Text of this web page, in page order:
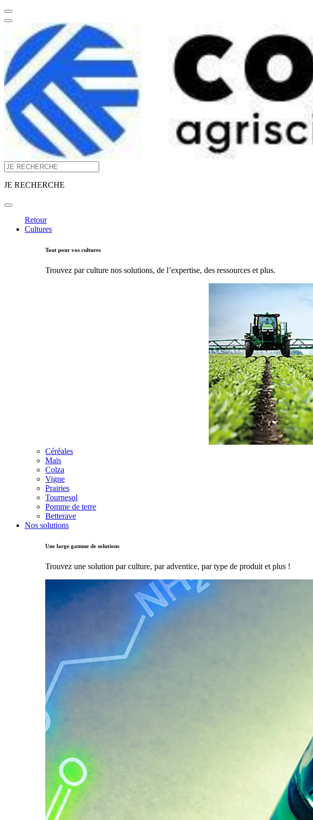
JE RECHERCHE
Retour
Cultures
Tout pour vos cultures
Trouvez par culture nos solutions, de l’expertise, des ressources et plus.
Céréales
Maïs
Colza
Vigne
Prairies
Tournesol
Pomme de terre
Betterave
Nos solutions
Une large gamme de solutions
Trouvez une solution par culture, par adventice, par type de produit et plus !